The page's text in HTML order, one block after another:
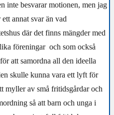
inte besvarar motionen, men jag
annat svar än vad
där det finns mängder med
föreningar och som också
för att samordna all den ideella
skulle kunna vara ett lyft för
myller av små fritidsgårdar och
så att barn och unga i